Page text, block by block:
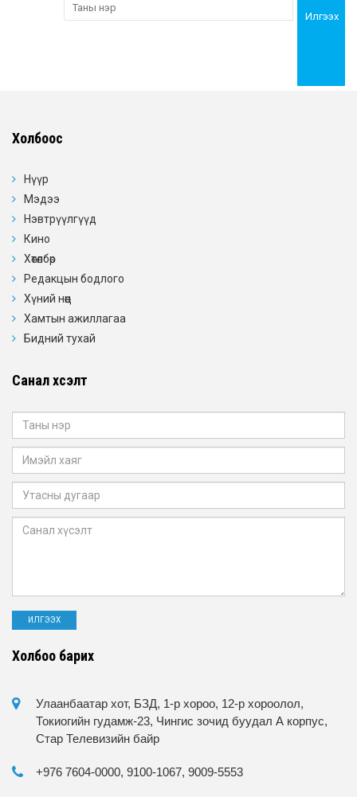
Илгээх
Холбоос
Нүүр
Мэдээ
Нэвтрүүлгүүд
Кино
Хөтөлбөр
Редакцын бодлого
Хүний нөөц
Хамтын ажиллагаа
Бидний тухай
Санал хүсэлт
Холбоо барих
Улаанбаатар хот, БЗД, 1-р хороо, 12-р хороолол,
Токиогийн гудамж-23, Чингис зочид буудал А корпус,
Стар Телевизийн байр
+976 7604-0000, 9100-1067, 9009-5553